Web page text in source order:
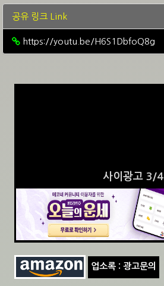
공유 링크 Link
https://youtu.be/H6S1DbfoQ8g
사이광고 3/4
업소록 : 광고문의